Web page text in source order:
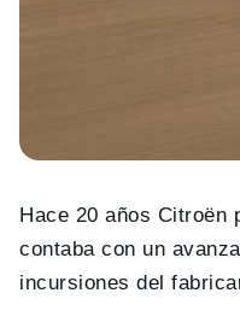
Hace 20 años Citroën
contaba con un
incursiones del